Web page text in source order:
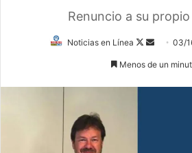
Renuncio a su
Noticias en Línea
Follow
Send03/
Menos de un